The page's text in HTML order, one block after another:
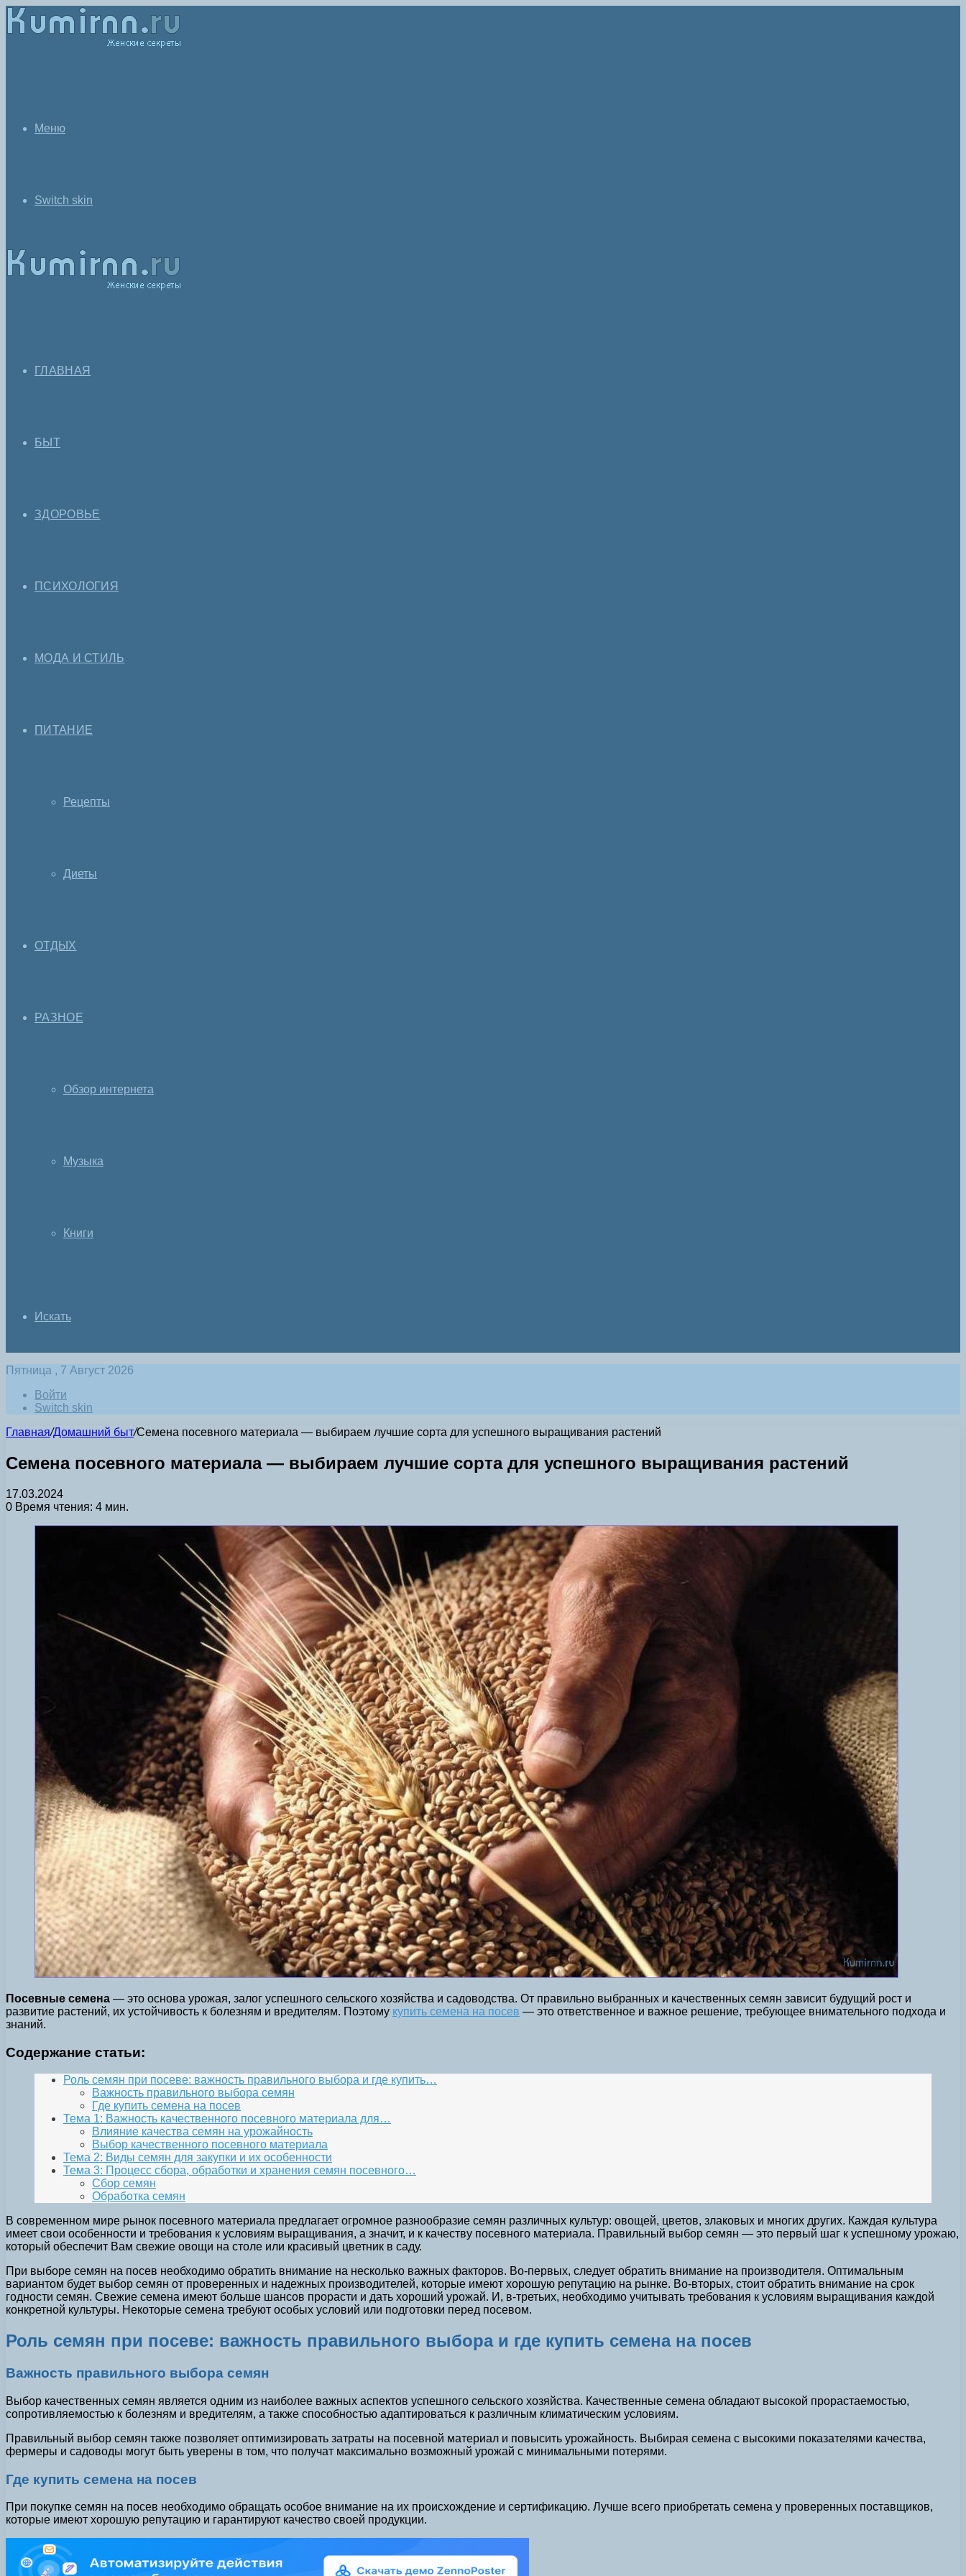
Меню
Switch skin
ГЛАВНАЯ
БЫТ
ЗДОРОВЬЕ
ПСИХОЛОГИЯ
МОДА И СТИЛЬ
ПИТАНИЕ
Рецепты
Диеты
ОТДЫХ
РАЗНОЕ
Обзор интернета
Музыка
Книги
Искать
Пятница , 7 Август 2026
Войти
Switch skin
Главная/Домашний быт/Семена посевного материала — выбираем лучшие сорта для успешного выращивания растений
Семена посевного материала — выбираем лучшие сорта для успешного выращивания растений
17.03.2024
0 Время чтения: 4 мин.
Посевные семена — это основа урожая, залог успешного сельского хозяйства и садоводства. От правильно выбранных и качественных семян зависит будущий рост и
развитие растений, их устойчивость к болезням и вредителям. Поэтому купить семена на посев — это ответственное и важное решение, требующее внимательного подхода и
знаний.
Содержание статьи:
Роль семян при посеве: важность правильного выбора и где купить…
Важность правильного выбора семян
Где купить семена на посев
Тема 1: Важность качественного посевного материала для…
Влияние качества семян на урожайность
Выбор качественного посевного материала
Тема 2: Виды семян для закупки и их особенности
Тема 3: Процесс сбора, обработки и хранения семян посевного…
Сбор семян
Обработка семян
В современном мире рынок посевного материала предлагает огромное разнообразие семян различных культур: овощей, цветов, злаковых и многих других. Каждая культура
имеет свои особенности и требования к условиям выращивания, а значит, и к качеству посевного материала. Правильный выбор семян — это первый шаг к успешному урожаю,
который обеспечит Вам свежие овощи на столе или красивый цветник в саду.
При выборе семян на посев необходимо обратить внимание на несколько важных факторов. Во-первых, следует обратить внимание на производителя. Оптимальным
вариантом будет выбор семян от проверенных и надежных производителей, которые имеют хорошую репутацию на рынке. Во-вторых, стоит обратить внимание на срок
годности семян. Свежие семена имеют больше шансов прорасти и дать хороший урожай. И, в-третьих, необходимо учитывать требования к условиям выращивания каждой
конкретной культуры. Некоторые семена требуют особых условий или подготовки перед посевом.
Роль семян при посеве: важность правильного выбора и где купить семена на посев
Важность правильного выбора семян
Выбор качественных семян является одним из наиболее важных аспектов успешного сельского хозяйства. Качественные семена обладают высокой прорастаемостью,
сопротивляемостью к болезням и вредителям, а также способностью адаптироваться к различным климатическим условиям.
Правильный выбор семян также позволяет оптимизировать затраты на посевной материал и повысить урожайность. Выбирая семена с высокими показателями качества,
фермеры и садоводы могут быть уверены в том, что получат максимально возможный урожай с минимальными потерями.
Где купить семена на посев
При покупке семян на посев необходимо обращать особое внимание на их происхождение и сертификацию. Лучше всего приобретать семена у проверенных поставщиков,
которые имеют хорошую репутацию и гарантируют качество своей продукции.